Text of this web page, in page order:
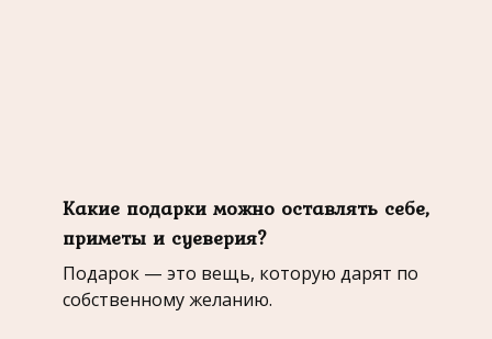
Какие подарки можно оставлять себе,
приметы и суеверия?
Подарок — это вещь, которую дарят по
собственному желанию.